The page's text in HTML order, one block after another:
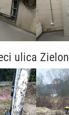
ulica